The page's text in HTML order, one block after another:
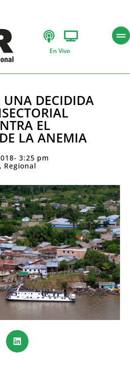
En Vivo
UNA DECIDIDA
EL
LA ANEMIA
- 3:25 pm
, Regional